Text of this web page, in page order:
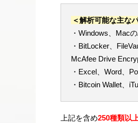
＜解析可能な主な
・Windows、Mac
・BitLocker、
McAfee Drive
・Excel、Word、
・Bitcoin Wallet、
上記を含め250種類以